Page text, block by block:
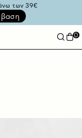
των 39€
0